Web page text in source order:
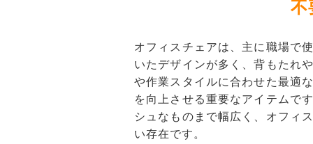
不
オフィスチェアは、主に職場で
いたデザインが多く、背もたれ
や作業スタイルに合わせた最適
を向上させる重要なアイテムで
シュなものまで幅広く、オフィ
い存在です。